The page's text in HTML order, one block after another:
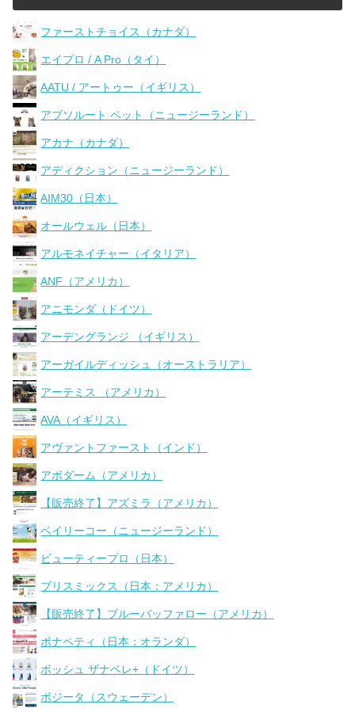
ファーストチョイス（カナダ）
エイプロ / A Pro（タイ）
AATU / アートゥー（イギリス）
アブソルート ペット（ニュージーランド）
アカナ（カナダ）
アディクション（ニュージーランド）
AIM30（日本）
オールウェル（日本）
アルモネイチャー（イタリア）
ANF（アメリカ）
アニモンダ（ドイツ）
アーデングランジ （イギリス）
アーガイルディッシュ（オーストラリア）
アーテミス （アメリカ）
AVA（イギリス）
アヴァントファースト（インド）
アボダーム（アメリカ）
【販売終了】アズミラ（アメリカ）
ベイリーコー（ニュージーランド）
ビューティープロ（日本）
ブリスミックス（日本：アメリカ）
【販売終了】ブルーバッファロー（アメリカ）
ボナペティ（日本：オランダ）
ボッシュ ザナベレ+（ドイツ）
ボジータ（スウェーデン）